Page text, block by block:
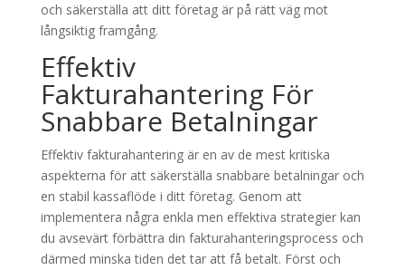
och säkerställa att ditt företag är på rätt väg mot
långsiktig framgång.
Effektiv
Fakturahantering För
Snabbare Betalningar
Effektiv fakturahantering är en av de mest kritiska
aspekterna för att säkerställa snabbare betalningar och
en stabil kassaflöde i ditt företag. Genom att
implementera några enkla men effektiva strategier kan
du avsevärt förbättra din fakturahanteringsprocess och
därmed minska tiden det tar att få betalt. Först och